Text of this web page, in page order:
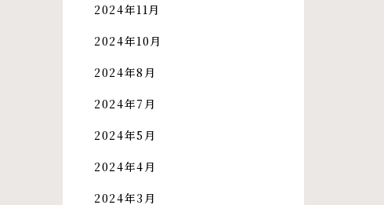
2024年11月
2024年10月
2024年8月
2024年7月
2024年5月
2024年4月
2024年3月